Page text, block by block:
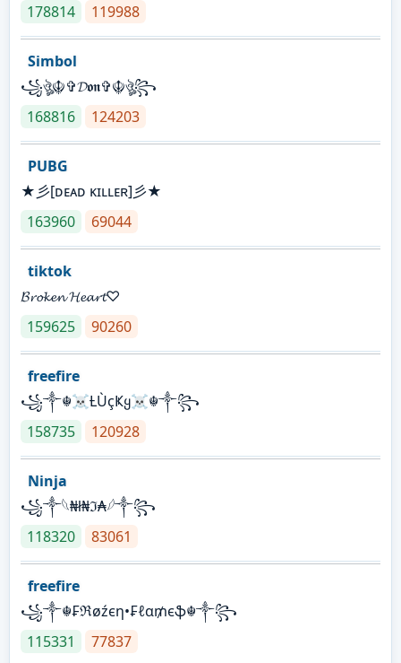
178814
119988
Simbol
꧁ঔৣ☬✞𝓓𝖔𝖓✞☬ঔৣ꧂
168816
124203
PUBG
★彡[ᴅᴇᴀᴅ ᴋɪʟʟᴇʀ]彡★
163960
69044
tiktok
𝓑𝓻𝓸𝓴𝓮𝓷 𝓗𝓮𝓪𝓻𝓽♡
159625
90260
freefire
꧁༒☬☠Ƚ︎ÙçҜყ☠︎☬༒꧂
158735
120928
Ninja
꧁⁣༒𓆩₦ł₦ℑ₳𓆪༒꧂
118320
83061
freefire
꧁༒☬₣ℜøźєη•₣ℓα₥єֆ☬༒꧂
115331
77837